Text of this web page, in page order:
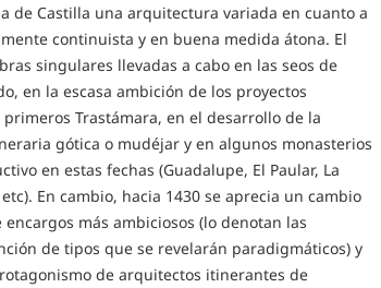
de Castilla una arquitectura variada en cuanto a
continuista y en buena medida átona. El
singulares llevadas a cabo en las seos de
en la escasa ambición de los proyectos
Trastámara, en el desarrollo de la
gótica o mudéjar y en algunos monasterios
en estas fechas (Guadalupe, El Paular, La
En cambio, hacia 1430 se aprecia un cambio
más ambiciosos (lo denotan las
de tipos que se revelarán paradigmáticos) y
de arquitectos itinerantes de